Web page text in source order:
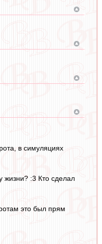
в симуляциях
жизни? :3 Кто сделал
это был прям